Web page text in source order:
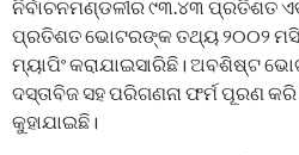
ନିର୍ବାଚନମଣ୍ଡଳୀର ୯୩.୪୩ ପ୍ରତିଶତ
ପ୍ରତିଶତ ଭୋଟରଙ୍କ ତଥ୍ୟ ୨୦୦୨
ମ୍ୟାପିଂ କରାଯାଇସାରିଛି। ଅବଶିଷ୍ଟ
ଦସ୍ତାବିଜ ସହ ପରିଗଣନା ଫର୍ମ ପୂରଣ
କୁହାଯାଇଛି।